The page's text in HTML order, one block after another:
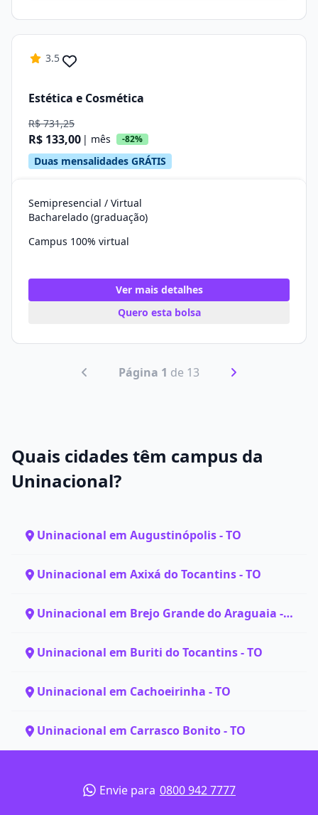
3.5
Estética e Cosmética
R$ 731,25
R$ 133,00 | mês -82%
Duas mensalidades GRÁTIS
Semipresencial / Virtual
Bacharelado (graduação)
Campus 100% virtual
Ver mais detalhes
Quero esta bolsa
Página 1 de 13
Quais cidades têm campus da
Uninacional?
Uninacional em Augustinópolis - TO
Uninacional em Axixá do Tocantins - TO
Uninacional em Brejo Grande do Araguaia -
Uninacional em Buriti do Tocantins - TO
Uninacional em Cachoeirinha - TO
Uninacional em Carrasco Bonito - TO
Envie para 0800 942 7777